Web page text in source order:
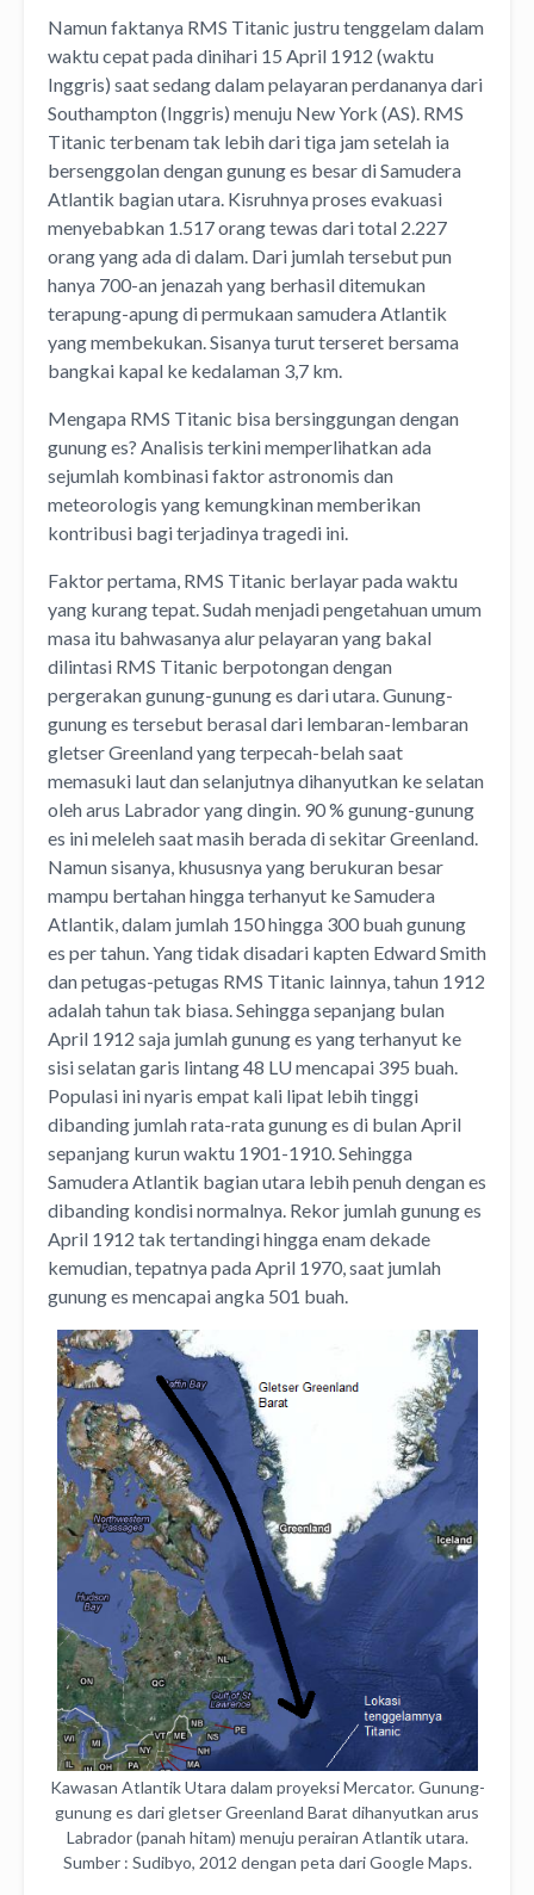
Namun faktanya RMS Titanic justru tenggelam dalam
waktu cepat pada dinihari 15 April 1912 (waktu
Inggris) saat sedang dalam pelayaran perdananya dari
Southampton (Inggris) menuju New York (AS). RMS
Titanic terbenam tak lebih dari tiga jam setelah ia
bersenggolan dengan gunung es besar di Samudera
Atlantik bagian utara. Kisruhnya proses evakuasi
menyebabkan 1.517 orang tewas dari total 2.227
orang yang ada di dalam. Dari jumlah tersebut pun
hanya 700-an jenazah yang berhasil ditemukan
terapung-apung di permukaan samudera Atlantik
yang membekukan. Sisanya turut terseret bersama
bangkai kapal ke kedalaman 3,7 km.
Mengapa RMS Titanic bisa bersinggungan dengan
gunung es? Analisis terkini memperlihatkan ada
sejumlah kombinasi faktor astronomis dan
meteorologis yang kemungkinan memberikan
kontribusi bagi terjadinya tragedi ini.
Faktor pertama, RMS Titanic berlayar pada waktu
yang kurang tepat. Sudah menjadi pengetahuan umum
masa itu bahwasanya alur pelayaran yang bakal
dilintasi RMS Titanic berpotongan dengan
pergerakan gunung-gunung es dari utara. Gunung-
gunung es tersebut berasal dari lembaran-lembaran
gletser Greenland yang terpecah-belah saat
memasuki laut dan selanjutnya dihanyutkan ke selatan
oleh arus Labrador yang dingin. 90 % gunung-gunung
es ini meleleh saat masih berada di sekitar Greenland.
Namun sisanya, khususnya yang berukuran besar
mampu bertahan hingga terhanyut ke Samudera
Atlantik, dalam jumlah 150 hingga 300 buah gunung
es per tahun. Yang tidak disadari kapten Edward Smith
dan petugas-petugas RMS Titanic lainnya, tahun 1912
adalah tahun tak biasa. Sehingga sepanjang bulan
April 1912 saja jumlah gunung es yang terhanyut ke
sisi selatan garis lintang 48 LU mencapai 395 buah.
Populasi ini nyaris empat kali lipat lebih tinggi
dibanding jumlah rata-rata gunung es di bulan April
sepanjang kurun waktu 1901-1910. Sehingga
Samudera Atlantik bagian utara lebih penuh dengan es
dibanding kondisi normalnya. Rekor jumlah gunung es
April 1912 tak tertandingi hingga enam dekade
kemudian, tepatnya pada April 1970, saat jumlah
gunung es mencapai angka 501 buah.
Kawasan Atlantik Utara dalam proyeksi Mercator. Gunung-
gunung es dari gletser Greenland Barat dihanyutkan arus
Labrador (panah hitam) menuju perairan Atlantik utara.
Sumber : Sudibyo, 2012 dengan peta dari Google Maps.